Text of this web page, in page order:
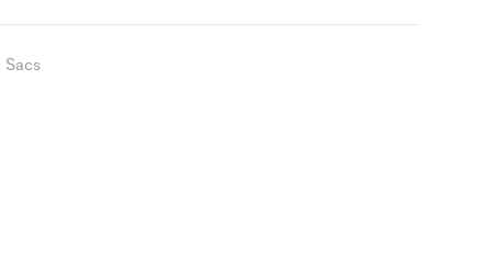
Sacs